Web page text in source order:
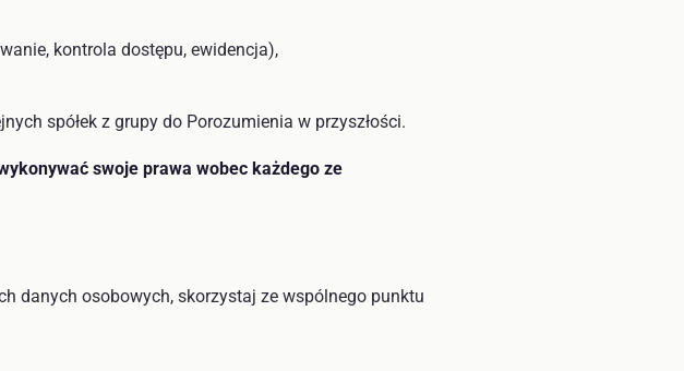
kontrola dostępu, ewidencja),
spółek z grupy do Porozumienia w przyszłości.
swoje prawa wobec każdego ze
danych osobowych, skorzystaj ze wspólnego punktu